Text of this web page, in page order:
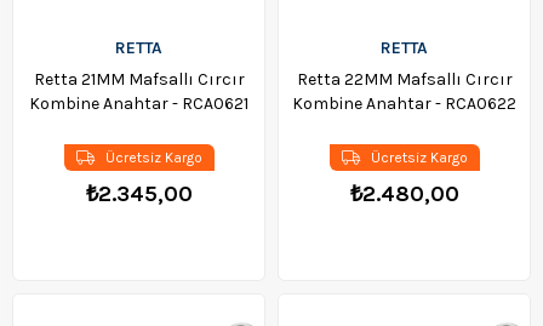
RETTA
Retta 21MM Mafsallı Cırcır
Kombine Anahtar - RCA0621
₺2.345,00
Ücretsiz Kargo
RETTA
Retta 22MM Mafsallı Cırcır
Kombine Anahtar - RCA0622
₺2.480,00
Ücretsiz Kargo